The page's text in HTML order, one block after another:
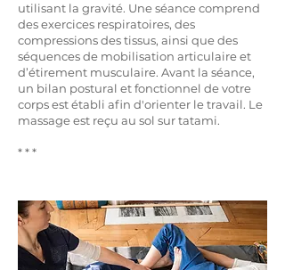
utilisant la gravité. Une séance comprend
des exercices respiratoires, des
compressions des tissus, ainsi que des
séquences de mobilisation articulaire et
d’étirement musculaire. Avant la séance,
un bilan postural et fonctionnel de votre
corps est établi afin d'orienter le travail. Le
massage est reçu au sol sur tatami.
* * *